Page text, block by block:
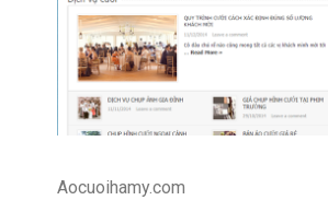
Aocuoihamy.com